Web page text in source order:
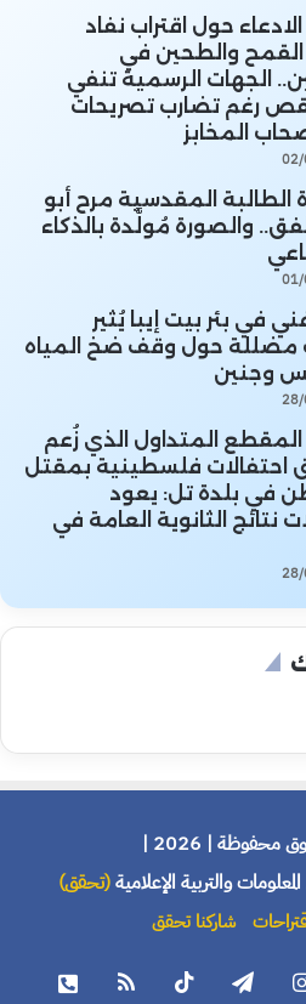
حول اقتراب نفاد
والطحين في
الجهات الرسمية تنفي
رغم تضارب تصريحات
المخابز
الطالبة المقدسية مرح أبو
والصورة مُولَّدة بالذكاء
في بئر بيت إيبا يُثير
مضللة حول وقف ضخ المياه
وجنين
المتداول الذي زُعم
احتفالات فلسطينية بمقتل
في بلدة تل: يعود
نتائج الثانوية العامة في
| 2026 |
والتربية الإعلامية(تحقق)
شاركنا تحقق
انستقرام تيلقرام ‫TikTok ملخص